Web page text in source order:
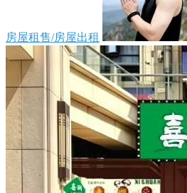
房屋租售/房屋出租